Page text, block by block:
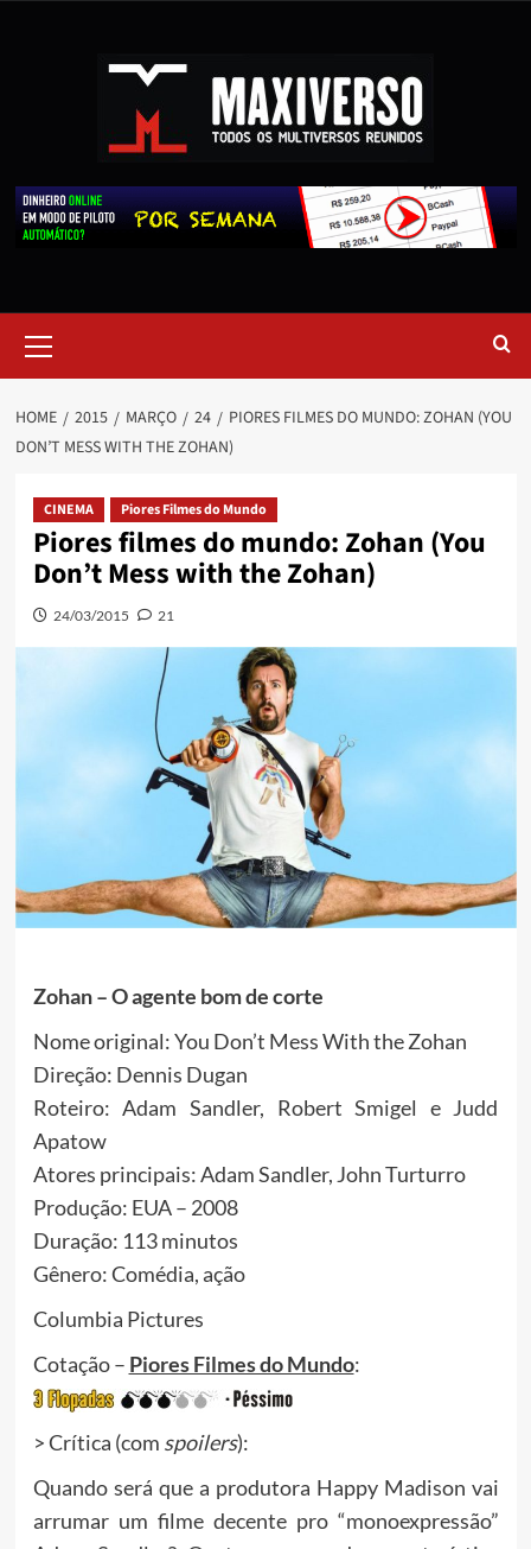
HOME 2015 MARÇO 24
PIORES FILMES DO MUNDO: ZOHAN (YOU
DON’T MESS WITH THE ZOHAN)
CINEMA Piores Filmes do Mundo
Piores filmes do mundo: Zohan (You
Don’t Mess with the Zohan)
24/03/2015 21
Zohan – O agente bom de corte
Nome original: You Don’t Mess With the Zohan
Direção: Dennis Dugan
Roteiro: Adam Sandler, Robert Smigel e Judd
Apatow
Atores principais: Adam Sandler, John Turturro
Produção: EUA – 2008
Duração: 113 minutos
Gênero: Comédia, ação
Columbia Pictures
Cotação – Piores Filmes do Mundo:
> Crítica (com spoilers):
Quando será que a produtora Happy Madison vai
arrumar um filme decente pro “monoexpressão”